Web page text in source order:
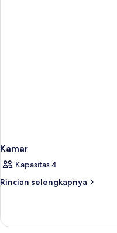
Kamar
Kapasitas 4
Rincian selengkapnya
Rincian
Kamar